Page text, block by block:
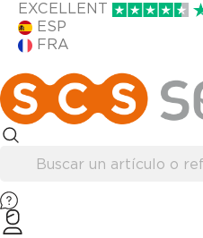
EXCELLENT
ESP
FRA